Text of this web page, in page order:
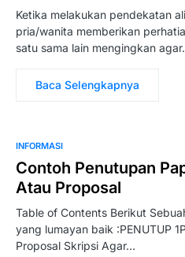
Ketika melakukan pendekatan
pria/wanita memberikan
satu sama lain mengingkan
Baca Selengkapnya
INFORMASI
Contoh Penutupan
Atau Proposal
Table of Contents Berikut
yang lumayan baik :PENUTUP
Proposal Skripsi Agar…